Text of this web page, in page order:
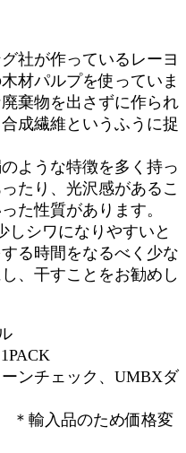
社が作っているレーヨ
材パルプを使っていま
棄物を出さずに作られ
成繊維というふうに捉
ような特徴を多く持っ
たり、光沢感があるこ
た性質があります。
シワになりやすいと
る時間をなるべく少な
、干すことをお勧めし
ンチェック、UMBXダ
＊輸入品のため価格変